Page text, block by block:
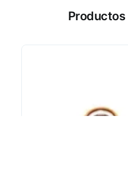
Productos